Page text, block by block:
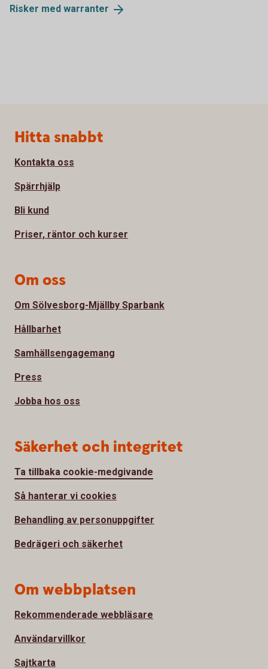
Risker med warranter
Sidfot
Hitta snabbt
Kontakta oss
Spärrhjälp
Bli kund
Priser, räntor och kurser
Om oss
Om Sölvesborg-Mjällby Sparbank
Hållbarhet
Samhällsengagemang
Press
Jobba hos oss
Säkerhet och integritet
Ta tillbaka cookie-medgivande
Så hanterar vi cookies
Behandling av personuppgifter
Bedrägeri och säkerhet
Om webbplatsen
Rekommenderade webbläsare
Användarvillkor
Sajtkarta